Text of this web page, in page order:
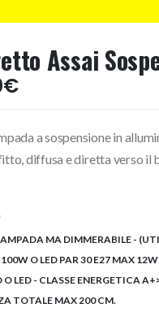
Assai
€Il
prezzo
è:
2.815,00€.
a sospensione in
diffusa e diretta verso il
MA DIMMERABILE -
O LED PAR 30 E27 MAX 12W
LED - CLASSE ENERGETICA
TOTALE MAX 200 CM.